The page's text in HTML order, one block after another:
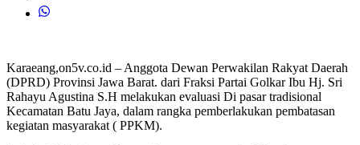
Karaeang,on5v.co.id – Anggota Dewan Perwakilan Rakyat Daerah
(DPRD) Provinsi Jawa Barat. dari Fraksi Partai Golkar Ibu Hj. Sri
Rahayu Agustina S.H melakukan evaluasi Di pasar tradisional
Kecamatan Batu Jaya, dalam rangka pemberlakukan pembatasan
kegiatan masyarakat ( PPKM).